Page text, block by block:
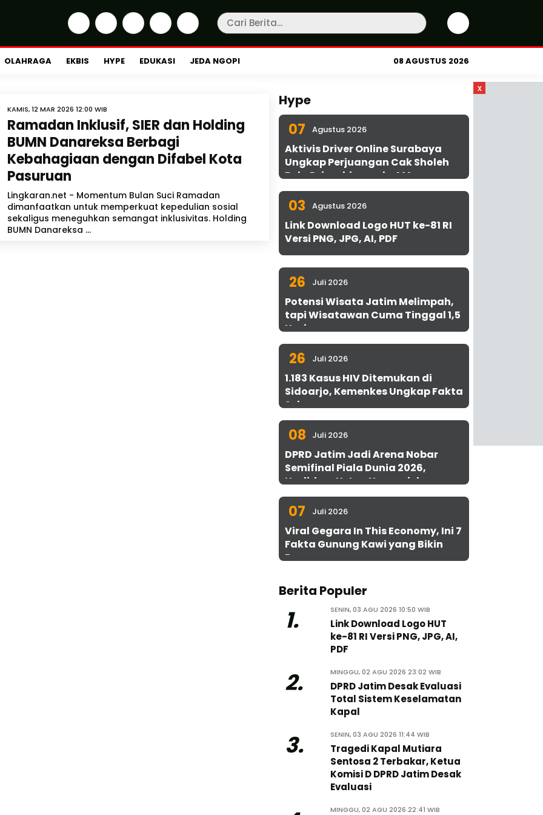
OLAHRAGA EKBIS HYPE EDUKASI JEDA NGOPI 08 AGUSTUS 2026
x
KAMIS, 12 MAR 2026 12:00 WIB
Ramadan Inklusif, SIER dan Holding
BUMN Danareksa Berbagi
Kebahagiaan dengan Difabel Kota
Pasuruan
Lingkaran.net - Momentum Bulan Suci Ramadan
dimanfaatkan untuk memperkuat kepedulian sosial
sekaligus meneguhkan semangat inklusivitas. Holding
BUMN Danareksa ...
Hype
07 Agustus 2026
Aktivis Driver Online Surabaya
Ungkap Perjuangan Cak Sholeh
Bela Driver hingga ke MA
03 Agustus 2026
Link Download Logo HUT ke-81 RI
Versi PNG, JPG, AI, PDF
26 Juli 2026
Potensi Wisata Jatim Melimpah,
tapi Wisatawan Cuma Tinggal 1,5
Hari
26 Juli 2026
1.183 Kasus HIV Ditemukan di
Sidoarjo, Kemenkes Ungkap Fakta
Sebenarnya
08 Juli 2026
DPRD Jatim Jadi Arena Nobar
Semifinal Piala Dunia 2026,
Hadirkan Uston Nawawi dan
UMKM Gratis untuk 1.000 Warga
07 Juli 2026
Viral Gegara In This Economy, Ini 7
Fakta Gunung Kawi yang Bikin
Penasaran
Berita Populer
1. SENIN, 03 AGU 2026 10:50 WIB
Link Download Logo HUT
ke-81 RI Versi PNG, JPG, AI,
PDF
2. MINGGU, 02 AGU 2026 23:02 WIB
DPRD Jatim Desak Evaluasi
Total Sistem Keselamatan
Kapal
3. SENIN, 03 AGU 2026 11:44 WIB
Tragedi Kapal Mutiara
Sentosa 2 Terbakar, Ketua
Komisi D DPRD Jatim Desak
Evaluasi
MINGGU, 02 AGU 2026 22:41 WIB